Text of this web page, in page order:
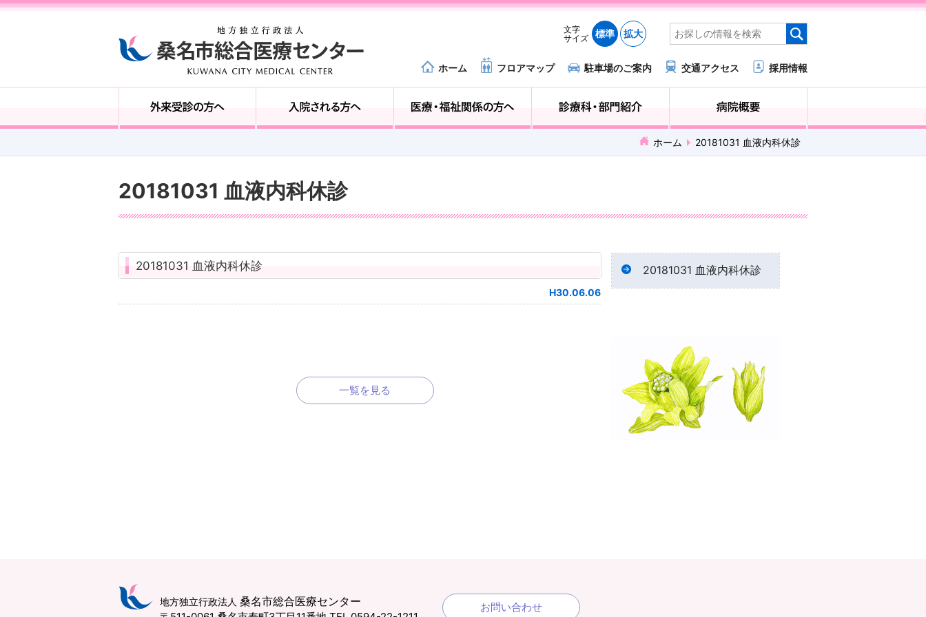
文字
サイズ
標準 拡大
ホーム フロアマップ 駐車場のご案内 交通アクセス 採用情報
ホーム 20181031 血液内科休診
20181031 血液内科休診
20181031 血液内科休診
H30.06.06
一覧を見る
20181031 血液内科休診
地方独立行政法人 桑名市総合医療センター
お問い合わせ